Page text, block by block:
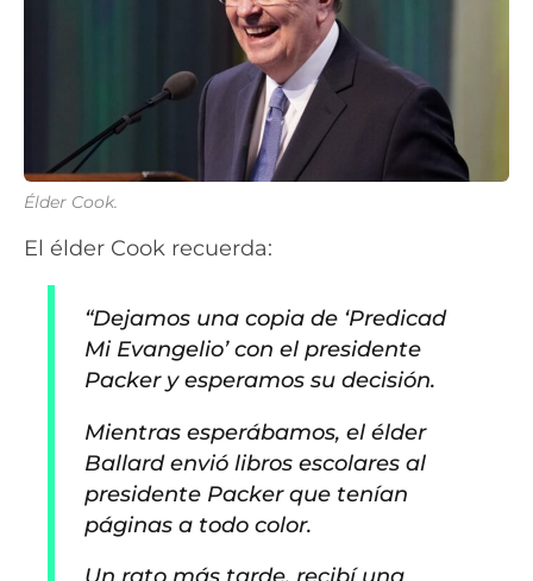
Élder Cook.
El élder Cook recuerda:
“Dejamos una copia de ‘Predicad
Mi Evangelio’ con el presidente
Packer y esperamos su decisión.
Mientras esperábamos, el élder
Ballard envió libros escolares al
presidente Packer que tenían
páginas a todo color.